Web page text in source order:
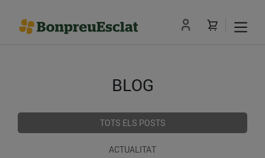
BLOG
TOTS ELS POSTS
ACTUALITAT